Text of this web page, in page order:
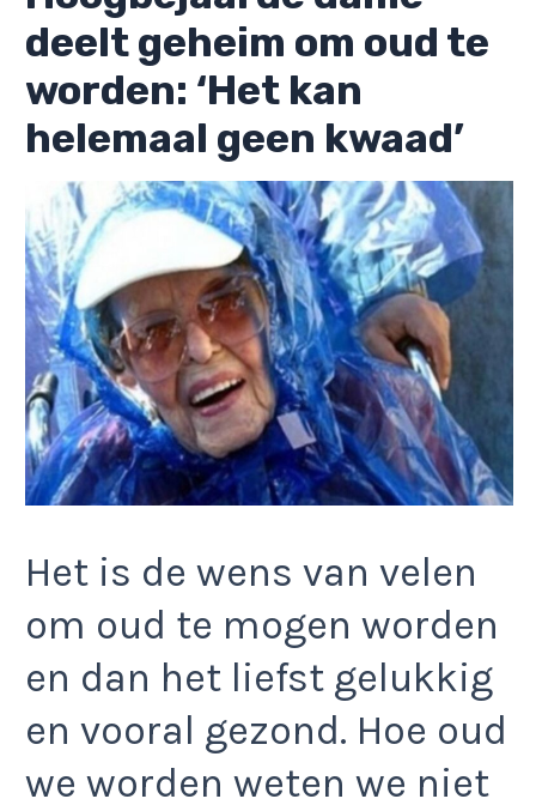
deelt geheim om oud te
worden: ‘Het kan
helemaal geen kwaad’
Het is de wens van velen
om oud te mogen worden
en dan het liefst gelukkig
en vooral gezond. Hoe oud
we worden weten we niet